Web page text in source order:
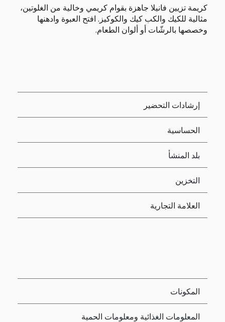
كريمة تزيين فانيلا جاهزة بقوام كريمي وخالية من الغلوتين،
مثالية للكيك والكب كيك والكوكيز. افتح العبوة وادهنها
وخصصها بالرشّات أو ألوان الطعام.
إرشادات التحضير
الحساسية
بلد المنشأ
التخزين
العلامة التجارية
المكونات
المعلومات الغذائية ومعلومات الحمية